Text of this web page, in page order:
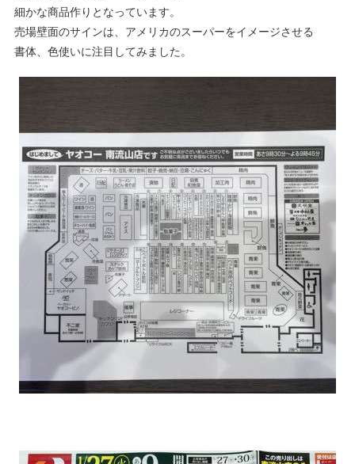
細かな商品作りとなっています。
売場壁面のサインは、アメリカのスーパーをイメージさせる
書体、色使いに注目してみました。